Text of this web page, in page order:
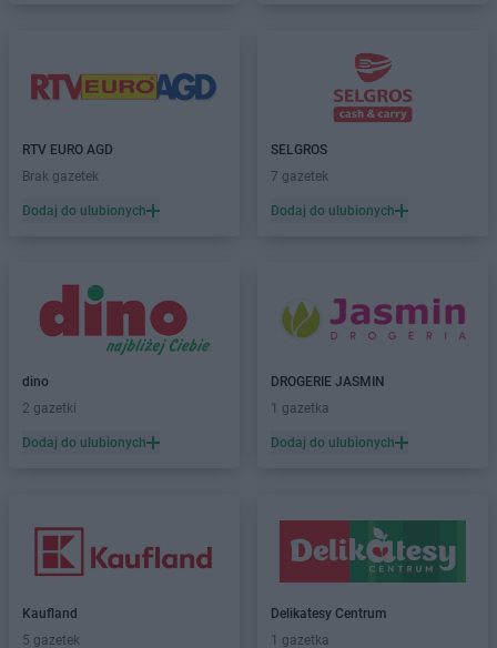
RTV EURO AGD
Brak gazetek
Dodaj do ulubionych
SELGROS
7 gazetek
Dodaj do ulubionych
dino
2 gazetki
Dodaj do ulubionych
DROGERIE JASMIN
1 gazetka
Dodaj do ulubionych
Kaufland
5 gazetek
Delikatesy Centrum
1 gazetka